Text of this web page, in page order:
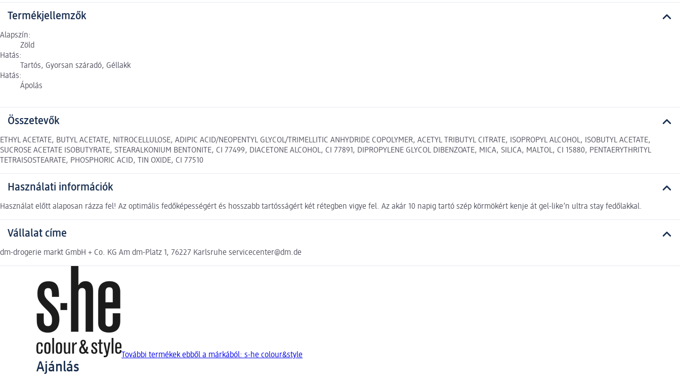
Termékjellemzők
Alapszín:
Zöld
Hatás:
Tartós, Gyorsan száradó, Géllakk
Hatás:
Ápolás
Összetevők
ETHYL ACETATE, BUTYL ACETATE, NITROCELLULOSE, ADIPIC ACID/NEOPENTYL GLYCOL/TRIMELLITIC ANHYDRIDE COPOLYMER, ACETYL TRIBUTYL CITRATE, ISOPROPYL ALCOHOL, ISOBUTYL ACETATE,
SUCROSE ACETATE ISOBUTYRATE, STEARALKONIUM BENTONITE, CI 77499, DIACETONE ALCOHOL, CI 77891, DIPROPYLENE GLYCOL DIBENZOATE, MICA, SILICA, MALTOL, CI 15880, PENTAERYTHRITYL
TETRAISOSTEARATE, PHOSPHORIC ACID, TIN OXIDE, CI 77510
Használati információk
Használat előtt alaposan rázza fel! Az optimális fedőképességért és hosszabb tartósságért két rétegben vigye fel. Az akár 10 napig tartó szép körmökért kenje át gel-like’n ultra stay fedőlakkal.
Vállalat címe
dm-drogerie markt GmbH + Co. KG Am dm-Platz 1, 76227 Karlsruhe servicecenter@dm.de
További termékek ebből a márkából: s-he colour&style
Ajánlás